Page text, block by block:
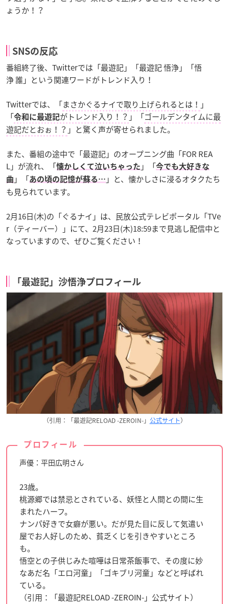
ょうか！？
SNSの反応
番組終了後、Twitterでは「最遊記」「最遊記 悟浄」「悟
浄 誰」という関連ワードがトレンド入り！
Twitterでは、「まさかぐるナイで取り上げられるとは！ 」
「令和に最遊記がトレンド入り！？ 」「ゴールデンタイムに最
遊記だとおぉ！？ 」と驚く声が寄せられました。
また、番組の途中で「最遊記」のオープニング曲「FOR REA
L」が流れ、「懐かしくて泣いちゃった 」「今でも大好きな
曲 」「あの頃の記憶が蘇る… 」と、懐かしさに浸るオタクたち
も見られています。
2月16日(木)の「ぐるナイ」は、民放公式テレビポータル「TVe
r（ティーバー）」にて、2月23日(木)18:59まで見逃し配信中と
なっていますので、ぜひご覧ください！
「最遊記」沙悟浄プロフィール
（引用：「最遊記RELOAD -ZEROIN-」 公式サイト）
プロフィール
声優：平田広明さん
23歳。
桃源郷では禁忌とされている、妖怪と人間との間に生
まれたハーフ。
ナンパ好きで女癖が悪い。だが見た目に反して気遣い
屋でお人好しのため、貧乏くじを引きやすいところ
も。
悟空との子供じみた喧嘩は日常茶飯事で、その度に妙
なあだ名「エロ河童」「ゴキブリ河童」などと呼ばれ
ている。
（引用：「最遊記RELOAD -ZEROIN-」公式サイト）